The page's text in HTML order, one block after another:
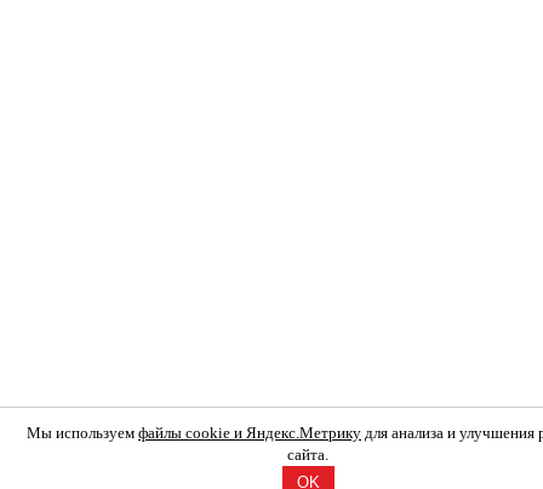
Мы используем файлы cookie и Яндекс.Метрику для анализа и улучшения
сайта.
OK